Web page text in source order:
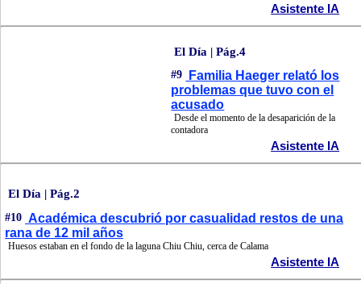
Asistente IA
El Día | Pág.4
#9
Familia Haeger relató los
problemas que tuvo con el
acusado
Desde el momento de la desaparición de la
contadora
Asistente IA
El Día | Pág.2
#10 Académica descubrió por casualidad restos de una
rana de 12 mil años
Huesos estaban en el fondo de la laguna Chiu Chiu, cerca de Calama
Asistente IA